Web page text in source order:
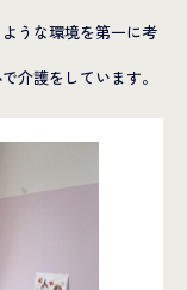
うな環境を第一に考
介護をしています。